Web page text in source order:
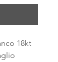
18kt